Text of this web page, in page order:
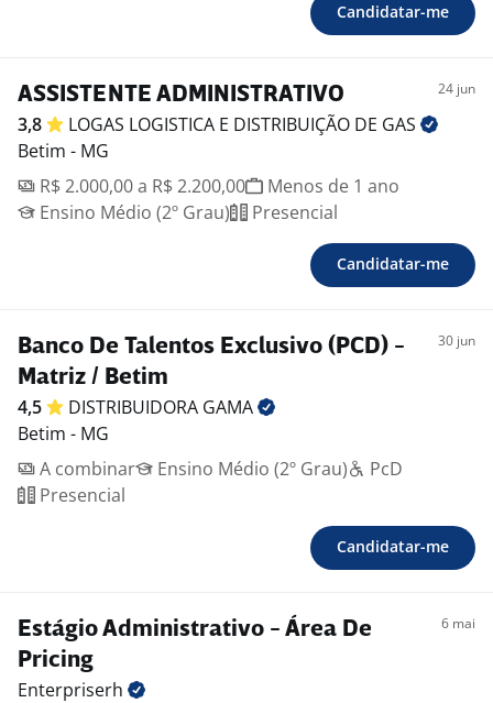
Candidatar-me
ASSISTENTE ADMINISTRATIVO 24 jun
3,8 LOGAS LOGISTICA E DISTRIBUIÇÃO DE GAS
Betim - MG
R$ 2.000,00 a R$ 2.200,00
Menos de 1 ano
Ensino Médio (2º Grau)
Presencial
Candidatar-me
Banco De Talentos Exclusivo (PCD) -
Matriz / Betim
30 jun
4,5 DISTRIBUIDORA GAMA
Betim - MG
A combinar
Ensino Médio (2º Grau)
PcD
Presencial
Candidatar-me
Estágio Administrativo - Área De
Pricing
6 mai
Enterpriserh